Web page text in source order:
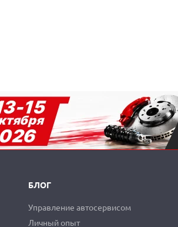
БЛОГ
Управление автосервисом
Личный опыт